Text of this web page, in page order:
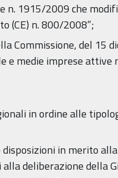
n. 1915/2009 che
(CE) n. 800/2008”;
Commissione, del
e medie imprese
in ordine alle
in merito
deliberazione della